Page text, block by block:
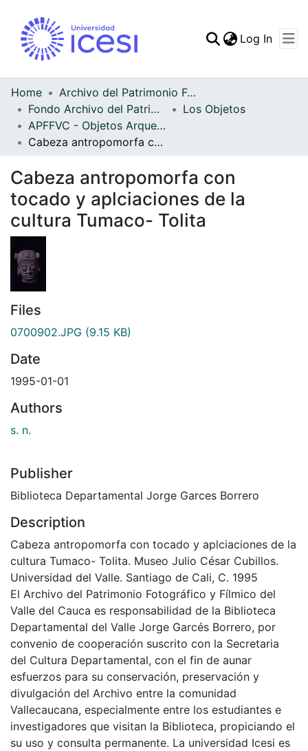
Statistics
Log In
Home
Archivo del Patrimonio Fotográfico y Fílmico del Valle del Cauca
Fondo Archivo del Patrimonio Fotográfico y Fílmico del Valle del Cauca
Los Objetos
APFFVC - Objetos Arqueológico - Patrimonial
Cabeza antropomorfa con tocado y aplciaciones de la cultura Tumaco- Tolita
Cabeza antropomorfa con
tocado y aplciaciones de la
cultura Tumaco- Tolita
Files
0700902.JPG (9.15 KB)
Date
1995-01-01
Authors
s. n.
Publisher
Biblioteca Departamental Jorge Garces Borrero
Description
Cabeza antropomorfa con tocado y aplciaciones de la
cultura Tumaco- Tolita. Museo Julio César Cubillos.
Universidad del Valle. Santiago de Cali, C. 1995
El Archivo del Patrimonio Fotográfico y Fílmico del
Valle del Cauca es responsabilidad de la Biblioteca
Departamental del Valle Jorge Garcés Borrero, por
convenio de cooperación suscrito con la Secretaria
del Cultura Departamental, con el fin de aunar
esfuerzos para su conservación, preservación y
divulgación del Archivo entre la comunidad
Vallecaucana, especialmente entre los estudiantes e
investigadores que visitan la Biblioteca, propiciando el
su uso y consulta permanente. La universidad Icesi es